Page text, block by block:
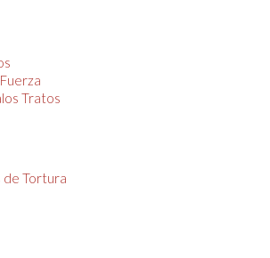
Tratos
de Tortura